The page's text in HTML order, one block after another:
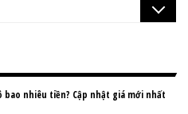
bao nhiêu tiền? Cập nhật giá mới nhất